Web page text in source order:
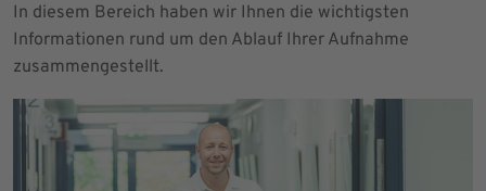
In diesem Bereich haben wir Ihnen die wichtigsten
Informationen rund um den Ablauf Ihrer Aufnahme
zusammengestellt.